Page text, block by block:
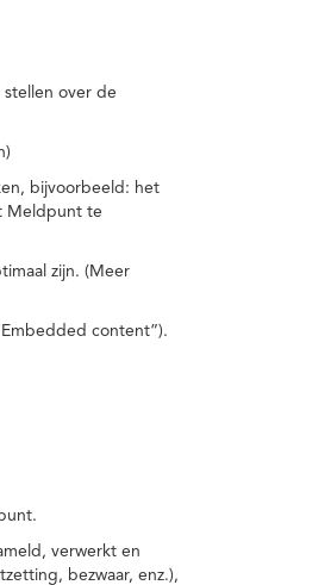
over de
bijvoorbeeld: het
Meldpunt te
zijn. (Meer
content”).
verwerkt en
bezwaar, enz.),